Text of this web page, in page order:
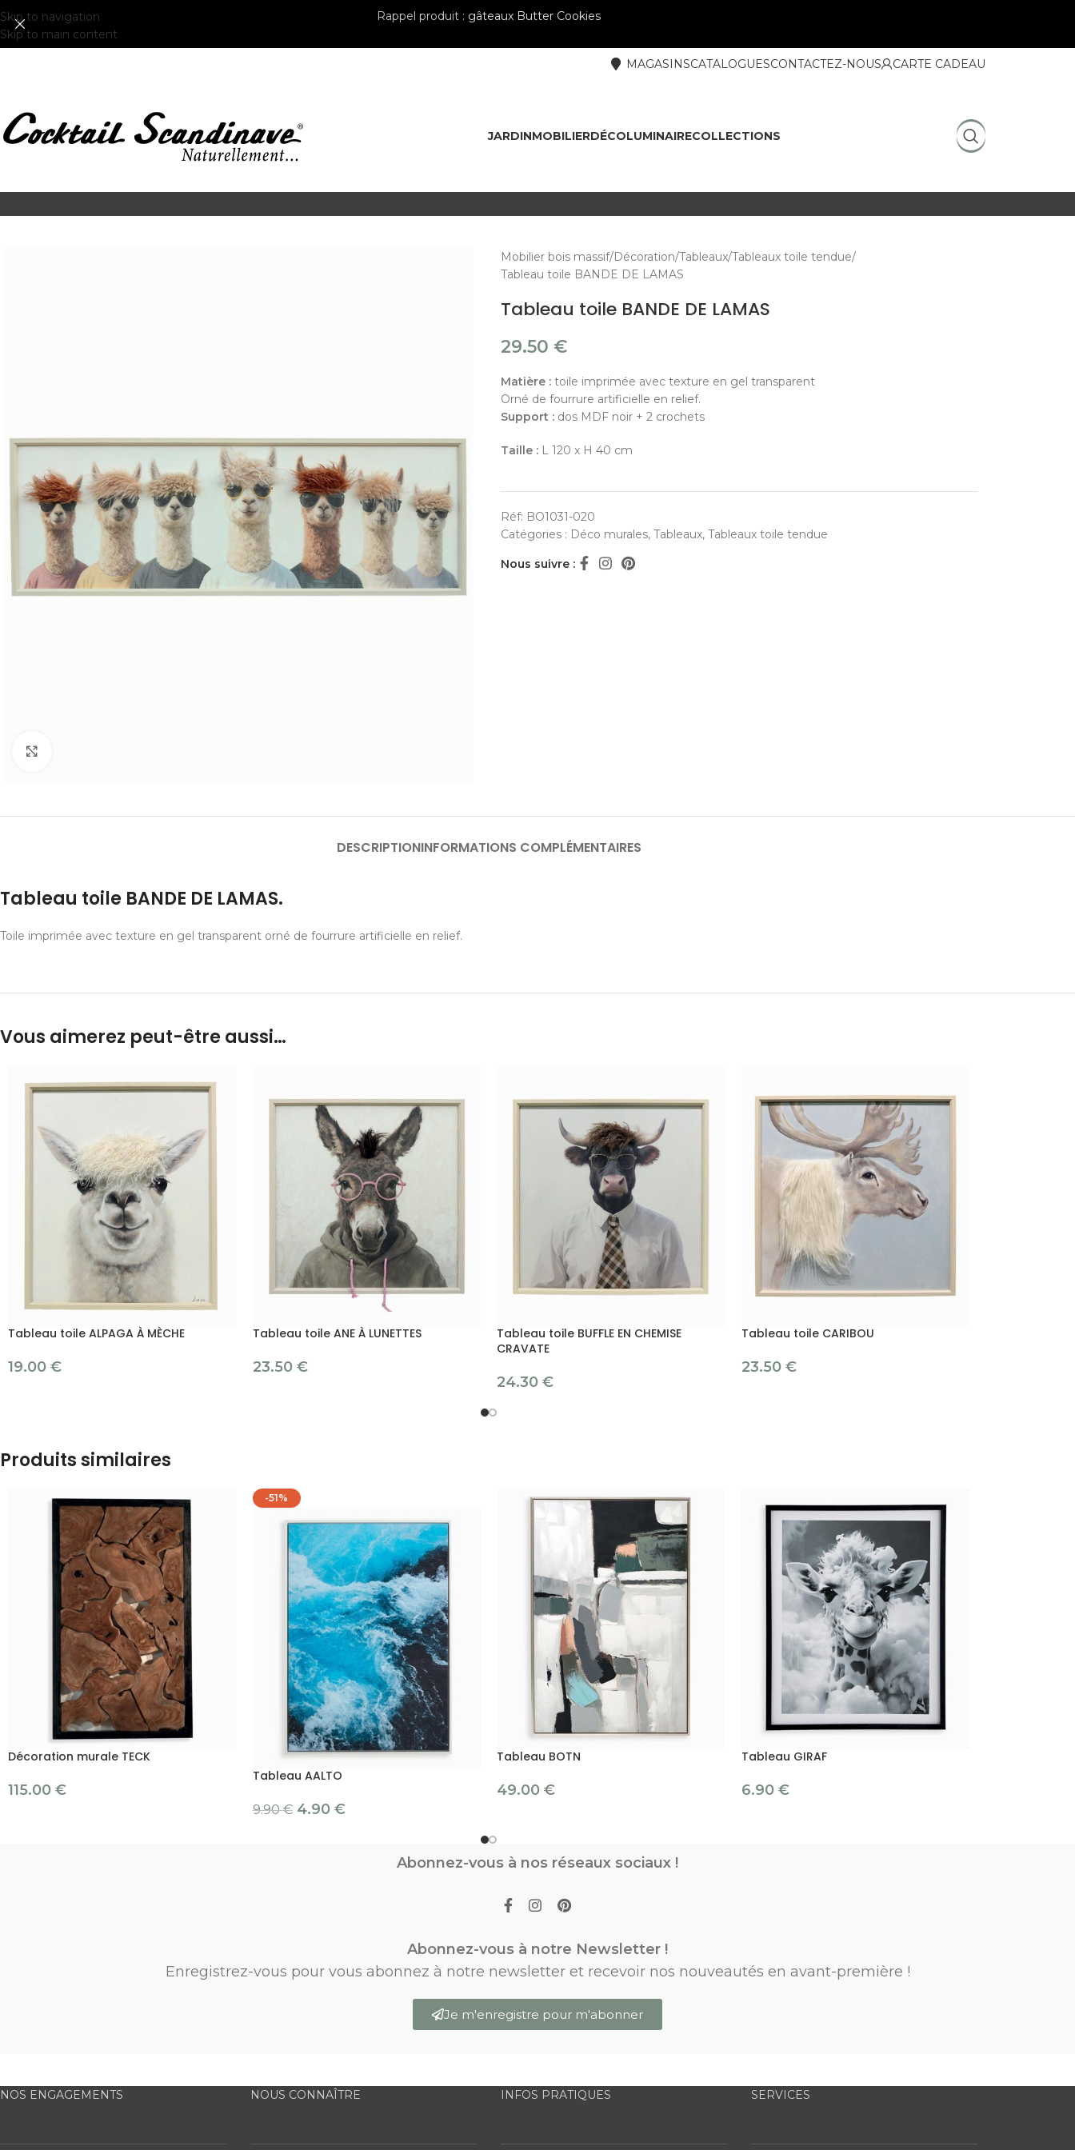
Skip to navigation
Skip to main content
Rappel produit : gâteaux Butter Cookies
MAGASINSCATALOGUESCONTACTEZ-NOUS CARTE CADEAU
JARDINMOBILIERDÉCOLUMINAIRECOLLECTIONS
Mobilier bois massif Décoration Tableaux Tableaux toile tendue
Tableau toile BANDE DE LAMAS
Tableau toile BANDE DE LAMAS
29.50 €
Matière :toile imprimée avec texture en gel transparent
Orné de fourrure artificielle en relief.
Support :dos MDF noir + 2 crochets
Taille :L 120 x H 40 cm
Réf: BO1031-020
Catégories : Déco murales, Tableaux, Tableaux toile tendue
Nous suivre :
DESCRIPTIONINFORMATIONS COMPLÉMENTAIRES
Tableau toile BANDE DE LAMAS.
Toile imprimée avec texture en gel transparent orné de fourrure artificielle en relief.
Vous aimerez peut-être aussi…
Tableau toile ALPAGA À MÈCHE
19.00 €
Tableau toile ANE À LUNETTES
23.50 €
Tableau toile BUFFLE EN CHEMISE
CRAVATE
24.30 €
Tableau toile CARIBOU
23.50 €
Produits similaires
Décoration murale TECK
115.00 €
-51%
Tableau AALTO
9.90€ 4.90 €
Tableau BOTN
49.00 €
Tableau GIRAF
6.90 €
Abonnez-vous à nos réseaux sociaux !
Abonnez-vous à notre Newsletter !
Enregistrez-vous pour vous abonnez à notre newsletter et recevoir nos nouveautés en avant-première !
Je m'enregistre pour m'abonner
NOS ENGAGEMENTS NOUS CONNAÎTRE INFOS PRATIQUES SERVICES